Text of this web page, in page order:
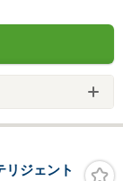
ジェント